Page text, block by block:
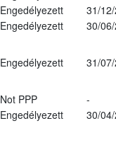
Engedélyezett
31/
Engedélyezett
30/
Engedélyezett 31/
Not PPP
-
Engedélyezett
30/